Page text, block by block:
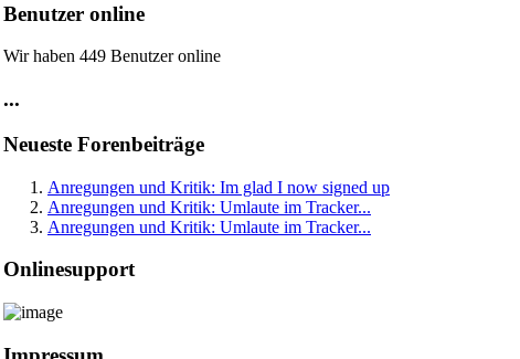
Benutzer online
Wir haben 449 Benutzer online
...
Neueste Forenbeiträge
Anregungen und Kritik: Im glad I now signed up
Anregungen und Kritik: Umlaute im Tracker...
Anregungen und Kritik: Umlaute im Tracker...
Onlinesupport